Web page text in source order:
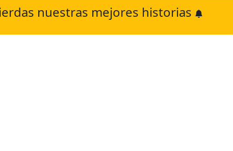
nuestras mejores historias